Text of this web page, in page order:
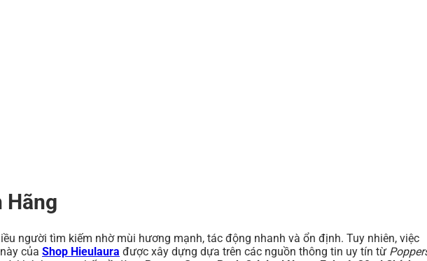
Hãng
người tìm kiếm nhờ mùi hương mạnh, tác động nhanh và ổn định. Tuy nhiên, việc
của Shop Hieulaura được xây dựng dựa trên các nguồn thông tin uy tín từ